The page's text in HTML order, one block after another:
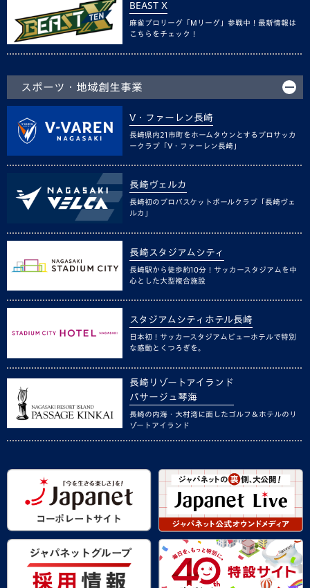
BEAST X
麻雀プロリーグ「Mリーグ」参戦中！最新情報は
こちらをチェック！
スポーツ・地域創生事業
V・ファーレン長崎
長崎県内21市町をホームタウンとするプロサッカ
ークラブ「V・ファーレン長崎」
長崎ヴェルカ
長崎初のプロバスケットボールクラブ「長崎ヴェ
ルカ」
長崎スタジアムシティ
長崎駅から徒歩約10分！サッカースタジアムを中
心とした大型複合施設
スタジアムシティホテル長崎
日本初！サッカースタジアムビューホテルで特別
な感動とくつろぎを。
長崎リゾートアイランド
パサージュ琴海
長崎の内海・大村湾に面したゴルフ＆ホテルのリ
ゾートアイランド